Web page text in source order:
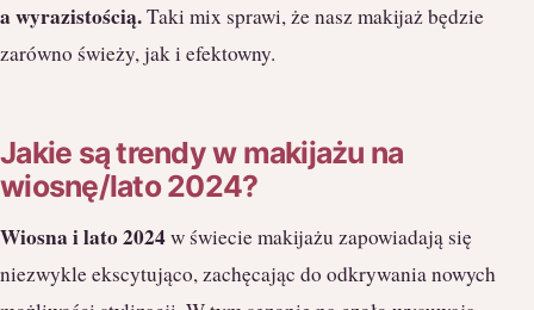
a wyrazistością.Taki mix sprawi, że nasz makijaż będzie
zarówno świeży, jak i efektowny.
Jakie są trendy w makijażu na
wiosnę/lato 2024?
Wiosna i lato 2024w świecie makijażu zapowiadają się
niezwykle ekscytująco, zachęcając do odkrywania nowych